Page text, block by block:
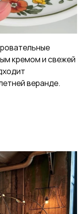
кремом и свежей
веранде.